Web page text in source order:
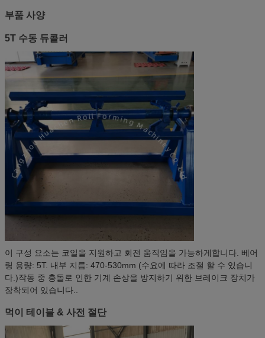
부품 사양
5T 수동 듀콜러
이 구성 요소는 코일을 지원하고 회전 움직임을 가능하게합니다. 베어
링 용량: 5T. 내부 지름: 470-530mm (수요에 따라 조절 할 수 있습니
다.)작동 중 충돌로 인한 기계 손상을 방지하기 위한 브레이크 장치가
장착되어 있습니다..
먹이 테이블 & 사전 절단